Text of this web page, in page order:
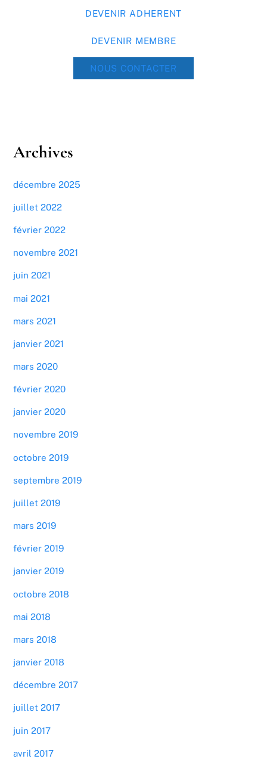
DEVENIR ADHERENT
DEVENIR MEMBRE
NOUS CONTACTER
Archives
décembre 2025
juillet 2022
février 2022
novembre 2021
juin 2021
mai 2021
mars 2021
janvier 2021
mars 2020
février 2020
janvier 2020
novembre 2019
octobre 2019
septembre 2019
juillet 2019
mars 2019
février 2019
janvier 2019
octobre 2018
mai 2018
mars 2018
janvier 2018
décembre 2017
juillet 2017
juin 2017
avril 2017